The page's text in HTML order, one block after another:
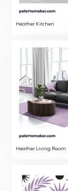
Heather Kitchen
Heather Living Room